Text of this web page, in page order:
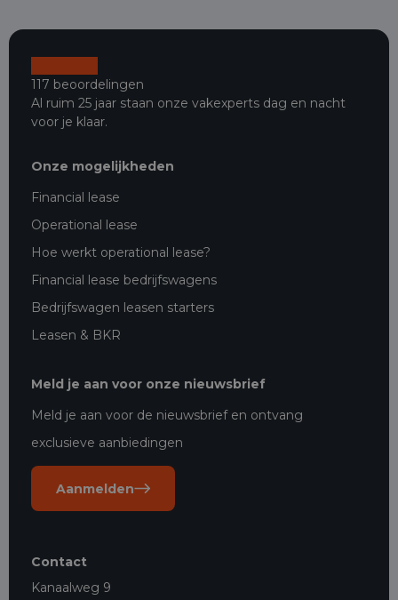
117 beoordelingen
Al ruim 25 jaar staan onze vakexperts dag en nacht
voor je klaar.
Onze mogelijkheden
Financial lease
Operational lease
Hoe werkt operational lease?
Financial lease bedrijfswagens
Bedrijfswagen leasen starters
Leasen & BKR
Meld je aan voor onze nieuwsbrief
Meld je aan voor de nieuwsbrief en ontvang
exclusieve aanbiedingen
Aanmelden
Contact
Kanaalweg 9